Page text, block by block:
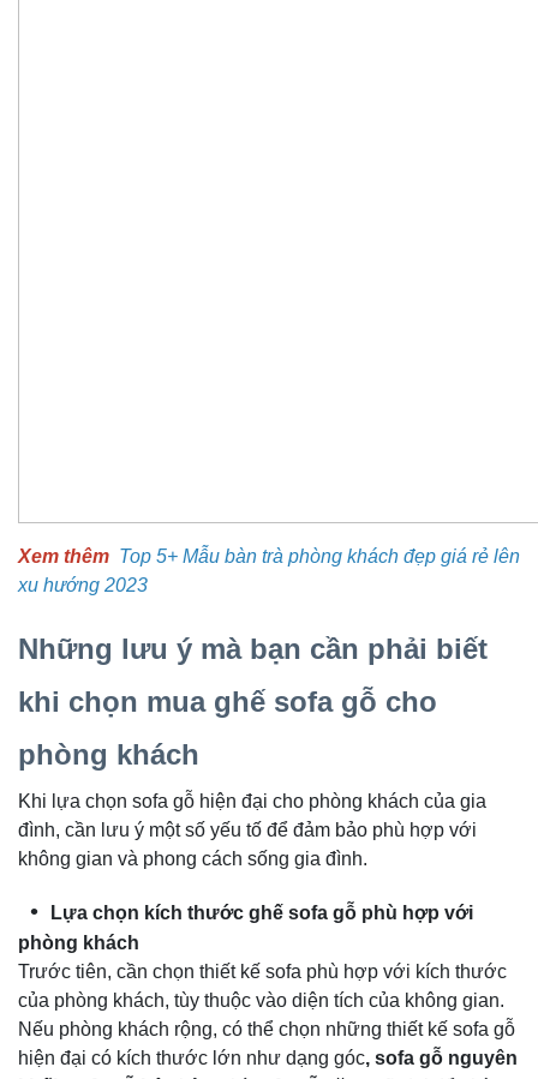
Xem thêm Top 5+ Mẫu bàn trà phòng khách đẹp giá rẻ lên
xu hướng 2023
Những lưu ý mà bạn cần phải biết
khi chọn mua ghế sofa gỗ cho
phòng khách
Khi lựa chọn sofa gỗ hiện đại cho phòng khách của gia
đình, cần lưu ý một số yếu tố để đảm bảo phù hợp với
không gian và phong cách sống gia đình.
Lựa chọn kích thước ghế sofa gỗ phù hợp với
phòng khách
Trước tiên, cần chọn thiết kế sofa phù hợp với kích thước
của phòng khách, tùy thuộc vào diện tích của không gian.
Nếu phòng khách rộng, có thể chọn những thiết kế sofa gỗ
hiện đại có kích thước lớn như dạng góc, sofa gỗ nguyên